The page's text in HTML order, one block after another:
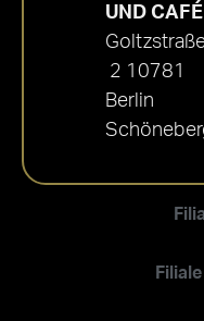
UND CAFÉ
2 10781
Berlin